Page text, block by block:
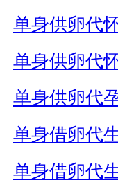
单身供卵代
单身供卵代
单身供卵代
单身借卵代
单身借卵代